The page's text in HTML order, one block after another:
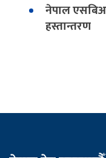
नेपाल
हस्तान्तरण